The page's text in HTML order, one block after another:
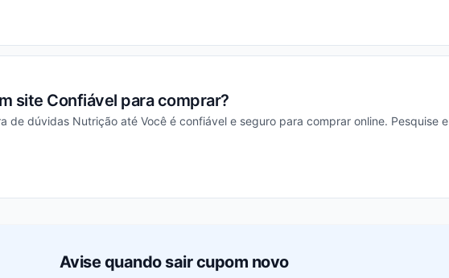
site Confiável para comprar?
de dúvidas Nutrição até Você é confiável e seguro para comprar online. Pesquise e
Avise quando sair cupom novo